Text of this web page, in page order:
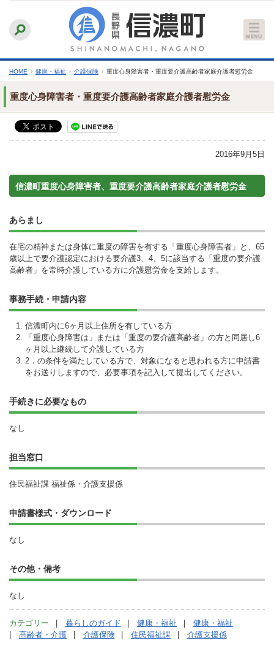
文
へ
ふりがなをつける
文字サイズ
縮小 標準 拡大
HOME › 健康・福祉 › 介護保険 › 重度心身障害者・重度要介護高齢者家庭介護者慰労金
重度心身障害者・重度要介護高齢者家庭介護者慰労金
2016年9月5日
信濃町重度心身障害者、重度要介護高齢者家庭介護者慰労金
あらまし
在宅の精神または身体に重度の障害を有する「重度心身障害者」と、65
歳以上で要介護認定における要介護3、4、5に該当する「重度の要介護
高齢者」を常時介護している方に介護慰労金を支給します。
事務手続・申請内容
信濃町内に6ヶ月以上住所を有している方
「重度心身障害は」または「重度の要介護高齢者」の方と同居し6
ヶ月以上継続して介護している方
2．の条件を満たしている方で、対象になると思われる方に申請書
をお送りしますので、必要事項を記入して提出してください。
手続きに必要なもの
なし
担当窓口
住民福祉課 福祉係・介護支援係
申請書様式・ダウンロード
なし
その他・備考
なし
カテゴリー 暮らしのガイド 健康・福祉
健康・福祉
高齢者・介護
介護保険 住民福祉課 介護支援係